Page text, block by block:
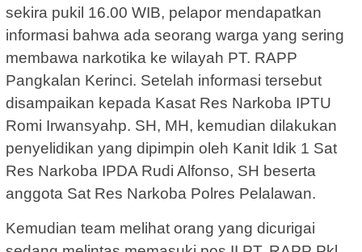
sekira pukil 16.00 WIB, pelapor mendapatkan
informasi bahwa ada seorang warga yang sering
membawa narkotika ke wilayah PT. RAPP
Pangkalan Kerinci. Setelah informasi tersebut
disampaikan kepada Kasat Res Narkoba IPTU
Romi Irwansyahp. SH, MH, kemudian dilakukan
penyelidikan yang dipimpin oleh Kanit Idik 1 Sat
Res Narkoba IPDA Rudi Alfonso, SH beserta
anggota Sat Res Narkoba Polres Pelalawan.
Kemudian team melihat orang yang dicurigai